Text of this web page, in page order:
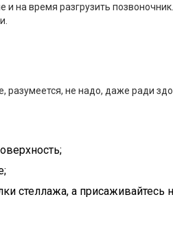
на время разгрузить
не надо, даже ради
стеллажа, а присаживайтесь